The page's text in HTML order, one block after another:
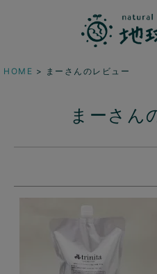
HOME まーさんのレビュー
まーさん